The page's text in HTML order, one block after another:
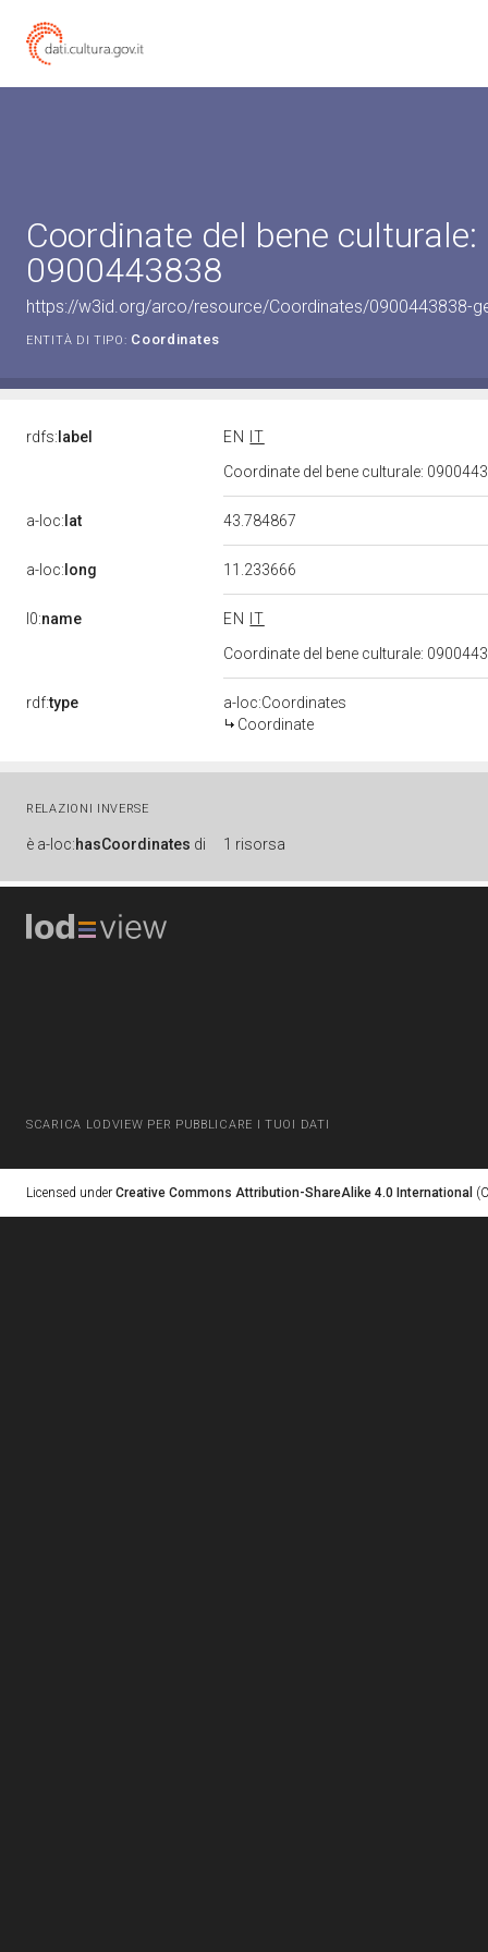
Coordinate del bene culturale:
0900443838
https://w3id.org/arco/resource/Coordinates/0900443838-
ENTITÀ DI TIPO: Coordinates
rdfs: label EN
IT
Coordinate del bene culturale:
a-loc: lat 43.784867
a-loc: long 11.233666
l0:name EN
IT
Coordinate del bene culturale:
rdf:type
a-loc:Coordinates
Coordinate
RELAZIONI INVERSE
è a-loc:hasCoordinates di 1 risorsa
SCARICA LODVIEW PER PUBBLICARE I TUOI DATI
Licensed under Creative Commons Attribution-ShareAlike 4.0 International